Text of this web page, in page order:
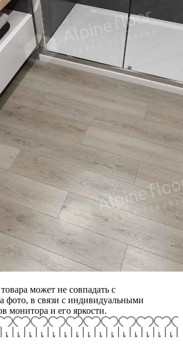
может не совпадать с
фото, в связи с индивидуальными
монитора и его яркости.